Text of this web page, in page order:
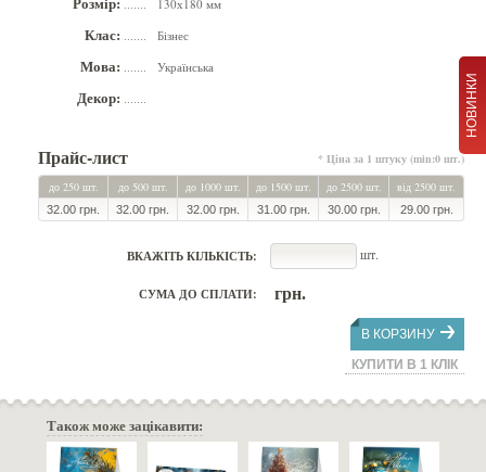
НОВИНКИ
130х180 мм
Клас: Бізнес
Мова: Українська
Декор:
Прайс-лист
* Ціна за 1 штуку (min:0 шт.)
до 250 шт.
до 500 шт. до 1000 шт. до 1500 шт. до 2500 шт. від 2500 шт.
32.00 грн. 32.00 грн. 32.00 грн. 31.00 грн. 30.00 грн. 29.00 грн.
ВКАЖІТЬ КІЛЬКІСТЬ: шт.
СУМА ДО СПЛАТИ: грн.
В КОРЗИНУ
КУПИТИ В 1 КЛІК
Також може зацікавити: